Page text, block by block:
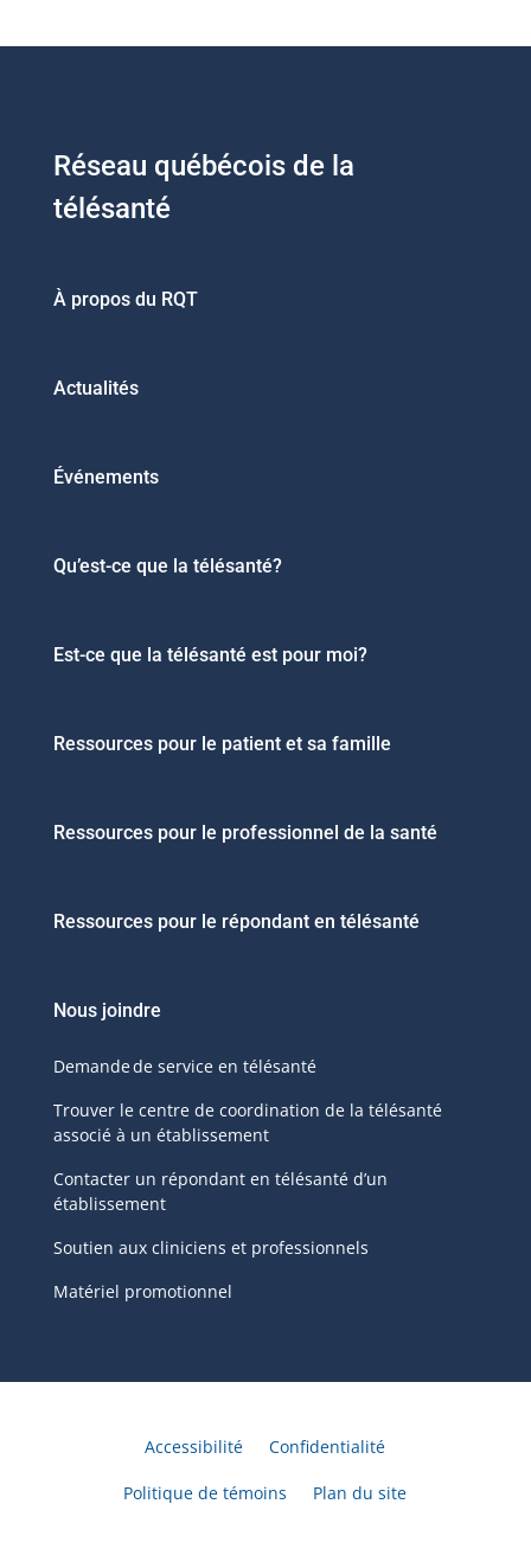
Réseau québécois de la
télésanté
À propos du RQT
Actualités
Événements
Qu’est-ce que la télésanté?
Est-ce que la télésanté est pour moi?
Ressources pour le patient et sa famille
Ressources pour le professionnel de la santé
Ressources pour le répondant en télésanté
Nous joindre
Demande de service en télésanté
Trouver le centre de coordination de la télésanté
associé à un établissement
Contacter un répondant en télésanté d’un
établissement
Soutien aux cliniciens et professionnels
Matériel promotionnel
Accessibilité Confidentialité
Politique de témoins Plan du site